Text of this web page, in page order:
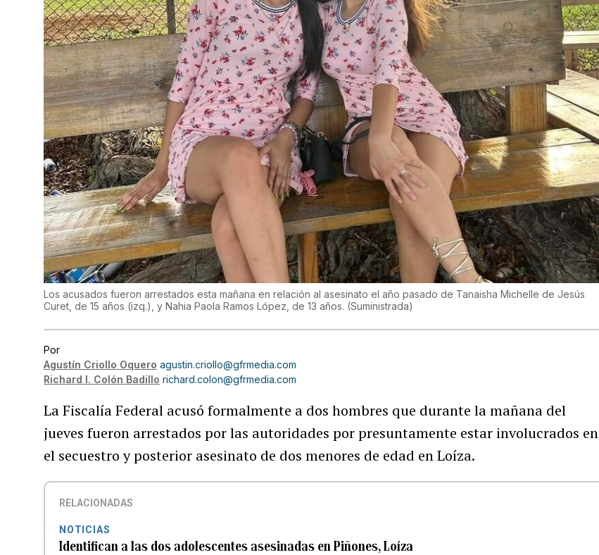
Los acusados fueron arrestados esta mañana en relación al asesinato el año pasado de Tanaisha Michelle de Jesús
Curet, de 15 años (izq.), y Nahia Paola Ramos López, de 13 años. (Suministrada)
Por
Agustín Criollo Oquero agustin.criollo@gfrmedia.com
Richard I. Colón Badillo richard.colon@gfrmedia.com
La Fiscalía Federal acusó formalmente a dos hombres que durante la mañana del
jueves fueron arrestados por las autoridades por presuntamente estar involucrados en
el secuestro y posterior asesinato de dos menores de edad en Loíza.
RELACIONADAS
NOTICIAS
Identifican a las dos adolescentes asesinadas en Piñones, Loíza